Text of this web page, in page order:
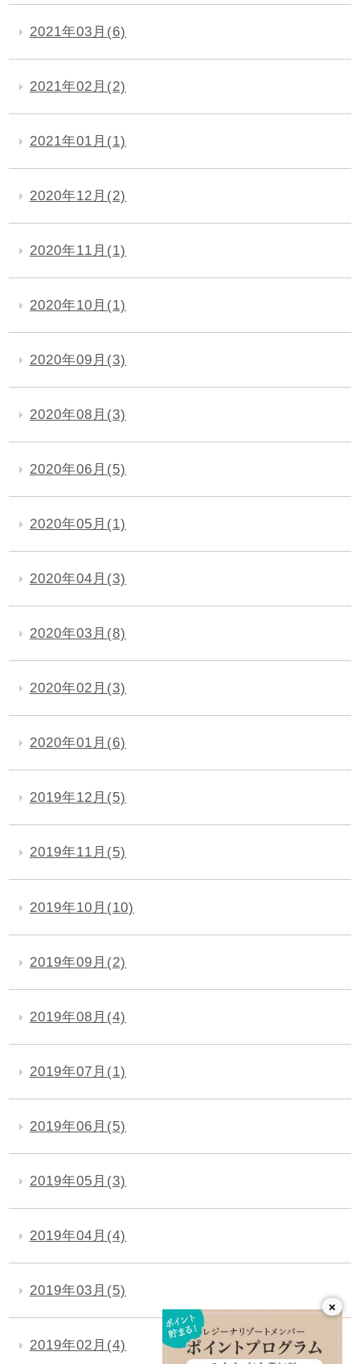
2021年03月(6)
2021年02月(2)
2021年01月(1)
2020年12月(2)
2020年11月(1)
2020年10月(1)
2020年09月(3)
2020年08月(3)
2020年06月(5)
2020年05月(1)
2020年04月(3)
2020年03月(8)
2020年02月(3)
2020年01月(6)
2019年12月(5)
2019年11月(5)
2019年10月(10)
2019年09月(2)
2019年08月(4)
2019年07月(1)
2019年06月(5)
2019年05月(3)
2019年04月(4)
2019年03月(5)
2019年02月(4)
×